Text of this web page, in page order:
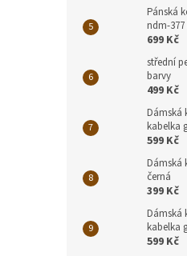
Pánská
ndm-
699 Kč
střední
barvy
499 Kč
Dámská
kabelka
599 Kč
Dámská
černá
399 Kč
Dámská
kabelka
599 Kč